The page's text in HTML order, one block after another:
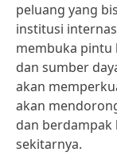
peluang yang
institusi
membuka pintu
dan sumber
akan
akan
dan berdampak
sekitarnya.